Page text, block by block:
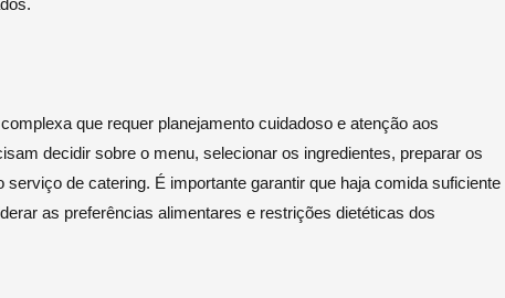
que requer planejamento cuidadoso e atenção aos
decidir sobre o menu, selecionar os ingredientes, preparar os
de catering. É importante garantir que haja comida suficiente
as preferências alimentares e restrições dietéticas dos